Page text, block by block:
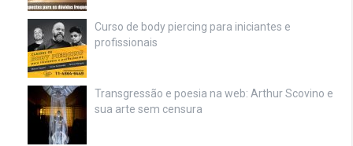
Curso de body piercing para iniciantes e
profissionais
Transgressão e poesia na web: Arthur Scovino e
sua arte sem censura